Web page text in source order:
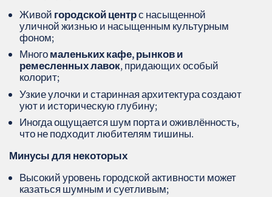
Живой городской центрс насыщенной
уличной жизнью и насыщенным культурным
фоном;
Многомаленьких кафе, рынков и
ремесленных лавок, придающих особый
колорит;
Узкие улочки и старинная архитектура создают
уют и историческую глубину;
Иногда ощущается шум порта и оживлённость,
что не подходит любителям тишины.
Минусы для некоторых
Высокий уровень городской активности может
казаться шумным и суетливым;